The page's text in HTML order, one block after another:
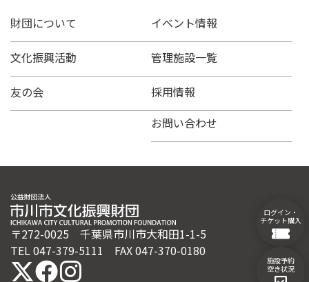
財団について イベント情報
文化振興活動 管理施設一覧
友の会
採用情報
お問い合わせ
ログイン・
チケット購入
施設予約
空き状況
〒272-0025 千葉県市川市大和田1-1-5
TEL 047-379-5111 FAX 047-370-0180